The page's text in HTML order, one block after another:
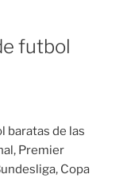
futbol
baratas de las
Premier
Copa